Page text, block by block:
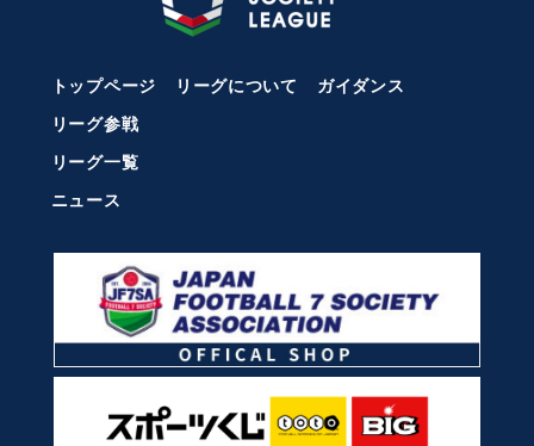
トップページ リーグについて
ガイダンス
リーグ参戦
リーグ一覧
ニュース